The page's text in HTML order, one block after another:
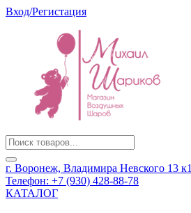
Вход/Регистация
Products
search
г. Воронеж, Владимира Невского 13 к1
Телефон: +7 (930) 428-88-78
КАТАЛОГ